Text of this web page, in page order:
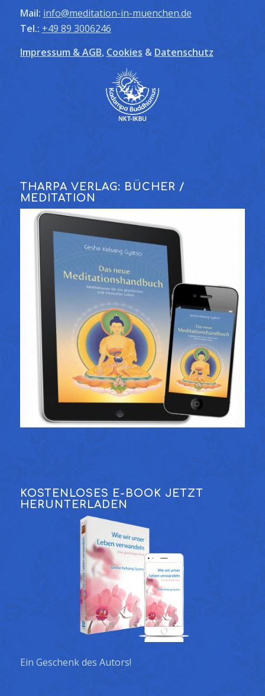
Mail: info@meditation-in-muenchen.de
Tel.: +49 89 3006246
Impressum & AGB, Cookies & Datenschutz
THARPA VERLAG: BÜCHER /
MEDITATION
KOSTENLOSES E-BOOK JETZT
HERUNTERLADEN
Ein Geschenk des Autors!